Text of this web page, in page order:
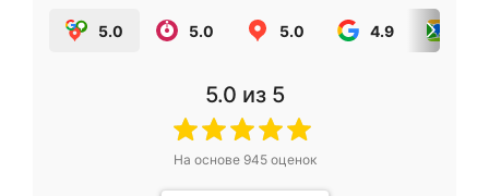
5.0 5.0 5.0 4.9
5.0 из 5
На основе 945оценок